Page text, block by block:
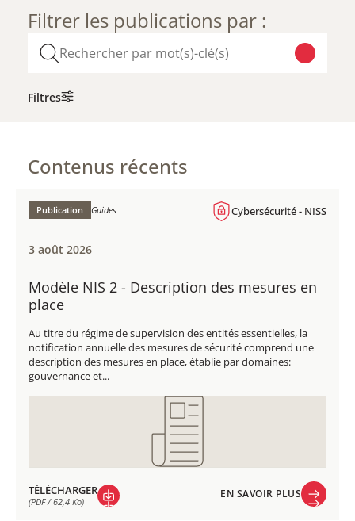
Filtrer les publications par :
Filtres
Contenus récents
Publication Guides Cybersécurité - NISS
3 août 2026
Modèle NIS 2 - Description des mesures en
place
Au titre du régime de supervision des entités essentielles, la
notification annuelle des mesures de sécurité comprend une
description des mesures en place, établie par domaines:
gouvernance et...
TÉLÉCHARGER
(PDF / 62,4 Ko)
EN SAVOIR PLUS